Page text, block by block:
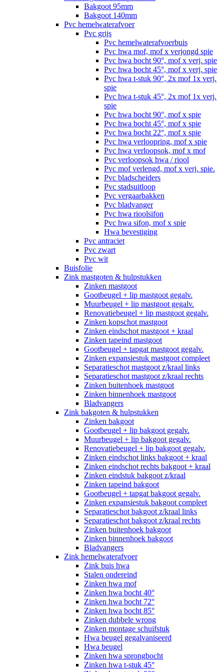
Bakgoot 95mm
Bakgoot 140mm
Pvc hemelwaterafvoer
Pvc grijs
Pvc hemelwaterafvoerbuis
Pvc hwa mof, mof x verjongd spie
Pvc hwa bocht 90°, mof x verj. spie
Pvc hwa bocht 45°, mof x verj. spie
Pvc hwa t-stuk 90°, 2x mof 1x verj.
spie
Pvc hwa t-stuk 45°, 2x mof 1x verj.
spie
Pvc hwa bocht 90°, mof x spie
Pvc hwa bocht 45°, mof x spie
Pvc hwa bocht 22°, mof x spie
Pvc hwa verloopring, mof x spie
Pvc hwa verloopsok, mof x mof
Pvc verloopsok hwa / riool
Pvc mof verlengd, mof x verj. spie.
Pvc bladscheiders
Pvc stadsuitloop
Pvc vergaarbakken
Pvc bladvanger
Pvc hwa rioolsifon
Pvc hwa sifon, mof x spie
Hwa bevestiging
Pvc antraciet
Pvc zwart
Pvc wit
Buisfolie
Zink mastgoten & hulpstukken
Zinken mastgoot
Gootbeugel + lip mastgoot gegalv.
Muurbeugel + lip mastgoot gegalv.
Renovatiebeugel + lip mastgoot gegalv.
Zinken kopschot mastgoot
Zinken eindschot mastgoot + kraal
Zinken tapeind mastgoot
Gootbeugel + tapgat mastgoot gegalv.
Zinken expansiestuk mastgoot compleet
Separatieschot mastgoot z/kraal links
Separatieschot mastgoot z/kraal rechts
Zinken buitenhoek mastgoot
Zinken binnenhoek mastgoot
Bladvangers
Zink bakgoten & hulpstukken
Zinken bakgoot
Gootbeugel + lip bakgoot gegalv.
Muurbeugel + lip bakgoot gegalv.
Renovatiebeugel + lip bakgoot gegalv.
Zinken eindschot links bakgoot + kraal
Zinken eindschot rechts bakgoot + kraal
Zinken eindstuk bakgoot z/kraal
Zinken tapeind bakgoot
Gootbeugel + tapgat bakgoot gegalv.
Zinken expansiestuk bakgoot compleet
Separatieschot bakgoot z/kraal links
Separatieschot bakgoot z/kraal rechts
Zinken buitenhoek bakgoot
Zinken binnenhoek bakgoot
Bladvangers
Zink hemelwaterafvoer
Zink buis hwa
Stalen ondereind
Zinken hwa mof
Zinken hwa bocht 40°
Zinken hwa bocht 72°
Zinken hwa bocht 85°
Zinken dubbele wrong
Zinken montage schuifstuk
Hwa beugel gegalvaniseerd
Hwa beugel
Zinken hwa sprongbocht
Zinken hwa t-stuk 45°